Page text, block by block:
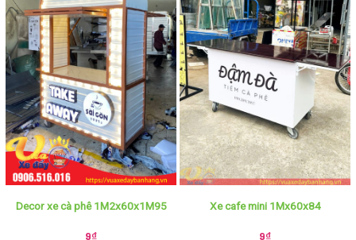
Decor xe cà phê 1M2x60x1M95
9₫
Xe cafe mini 1Mx60x84
9₫